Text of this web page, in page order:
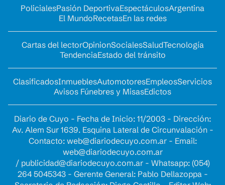
PolicialesPasión DeportivaEspectáculosArgentina
El MundoRecetasEn las redes
Cartas del lectorOpinionSocialesSaludTecnología
TendenciaEstado del tránsito
ClasificadosInmueblesAutomotoresEmpleosServicios
Avisos Fúnebres y MisasEdictos
Diario de Cuyo - Fecha de Inicio: 11/2003 - Dirección:
Av. Alem Sur 1639. Esquina Lateral de Circunvalación -
Contacto: web@diariodecuyo.com.ar- Email:
web@diariodecuyo.com.ar
/ publicidad@diariodecuyo.com.ar- Whatsapp: (054)
264 5045343 - Gerente General: Pablo Dellazoppa -